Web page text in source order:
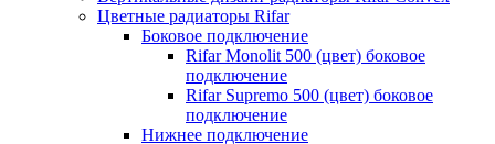
Цветные радиаторы Rifar
Боковое подключение
Rifar Monolit 500 (цвет) боковое
подключение
Rifar Supremo 500 (цвет) боковое
подключение
Нижнее подключение